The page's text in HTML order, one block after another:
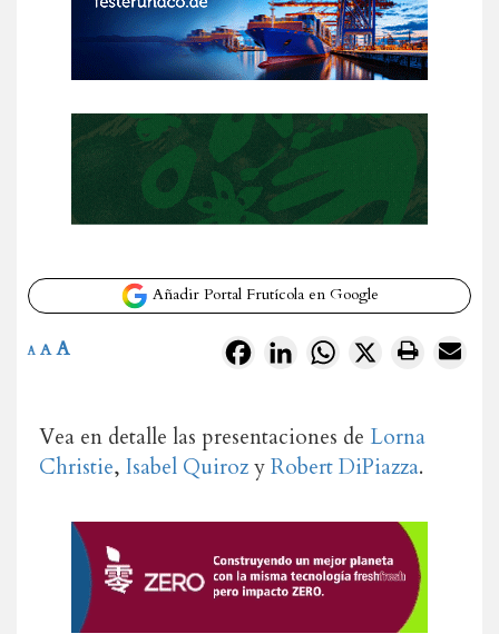
Añadir Portal Frutícola en Google
FacebookLinkedInWhatsApp
X
A A A
Vea en detalle las presentaciones de Lorna
Christie, Isabel QuirozyRobert DiPiazza.